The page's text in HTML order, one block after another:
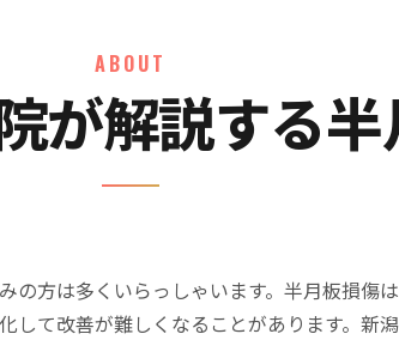
ABOUT
が解説する
の方は多くいらっしゃいます。半月板損傷
して改善が難しくなることがあります。新